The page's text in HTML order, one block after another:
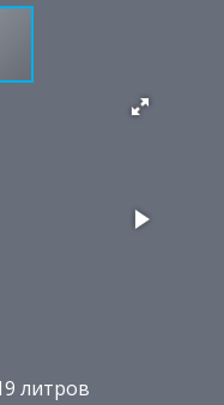
литров